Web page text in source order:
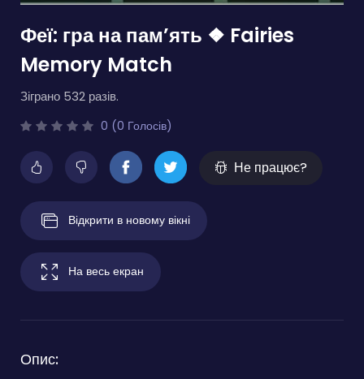
Феї: гра на памʼять ❖ Fairies
Memory Match
Зіграно 532 разів.
0 (0 Голосів)
Не працює?
Відкрити в новому вікні
На весь екран
Опис: